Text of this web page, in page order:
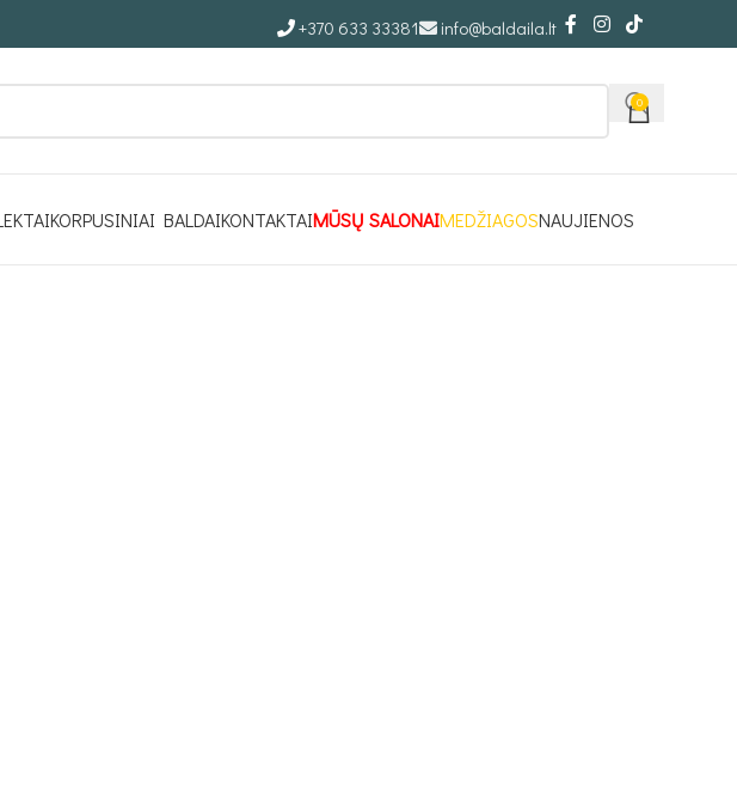
+370 633 33381 info@baldaila.lt
0
KORPUSINIAI BALDAIKONTAKTAIMŪSŲ SALONAIMEDŽIAGOSNAUJIENOS